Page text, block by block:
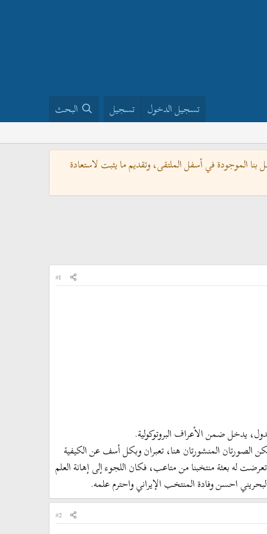
تسجيل الدخول تسجيل البحث
الموجودة في أسفل الملتقى، وتقديم ما يثبت لاستعادة
#1
‬يدخل ضمن الأعراف البروتوكولية‮.‬
الصورتان المنشورتان هنا،‮ ‬تعبران وبكل أسف عن الكيفية
له بعثة منتخبنا من متاعب،‮ ‬فكان اللجوء إلى إهانة العلم
‬احسن وفادة المنتخب الإيراني‮ ‬واحترم علمه‮.‬
#2